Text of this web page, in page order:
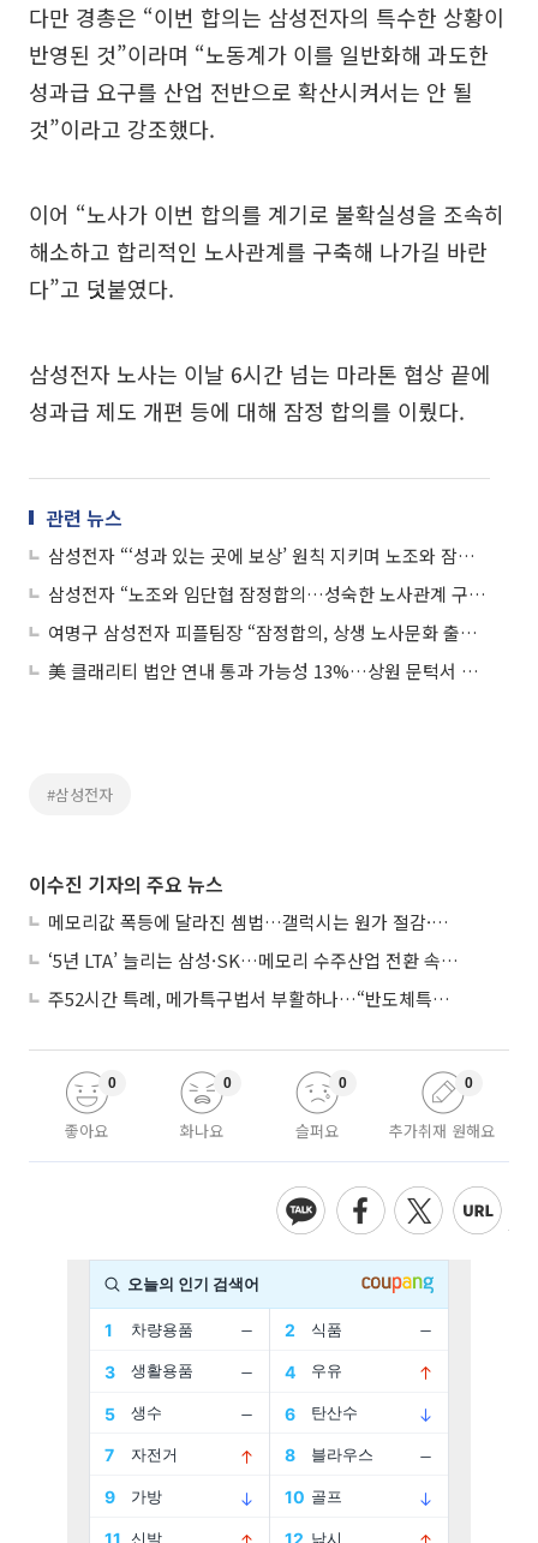
다만 경총은 “이번 합의는 삼성전자의 특수한 상황이
반영된 것”이라며 “노동계가 이를 일반화해 과도한
성과급 요구를 산업 전반으로 확산시켜서는 안 될
것”이라고 강조했다.
이어 “노사가 이번 합의를 계기로 불확실성을 조속히
해소하고 합리적인 노사관계를 구축해 나가길 바란
다”고 덧붙였다.
삼성전자 노사는 이날 6시간 넘는 마라톤 협상 끝에
성과급 제도 개편 등에 대해 잠정 합의를 이뤘다.
관련 뉴스
삼성전자 “‘성과 있는 곳에 보상’ 원칙 지키며 노조와 잠정 합의”
삼성전자 “노조와 임단협 잠정합의…성숙한 노사관계 구축할 것”
여명구 삼성전자 피플팀장 “잠정합의, 상생 노사문화 출발점 되길…합의사항 성실 이행”
美 클래리티 법안 연내 통과 가능성 13%…상원 문턱서 제동
#삼성전자
이수진 기자의 주요 뉴스
메모리값 폭등에 달라진 셈법…갤럭시는 원가 절감·아이폰은 서비스 확대
‘5년 LTA’ 늘리는 삼성·SK…메모리 수주산업 전환 속 다른 셈법
주52시간 특례, 메가특구법서 부활하나…“반도체특별법 담겨야”
좋아요
0
화나요
0
슬퍼요
0
추가취재 원해요
0